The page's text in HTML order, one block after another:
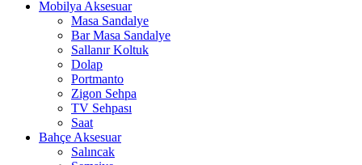
Mobilya Aksesuar
Masa Sandalye
Bar Masa Sandalye
Sallanır Koltuk
Dolap
Portmanto
Zigon Sehpa
TV Sehpası
Saat
Bahçe Aksesuar
Salıncak